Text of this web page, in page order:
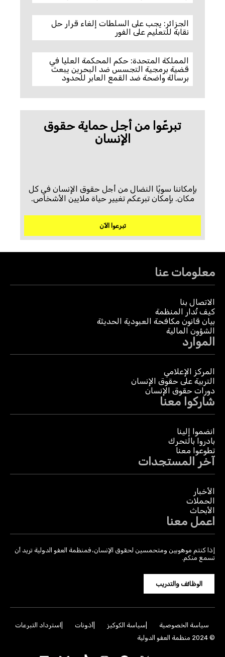
الجزائر: يجب على السلطات إلغاء قرار حل
نقابة للتعليم على الفور
المملكة المتحدة: حكم المحكمة العليا في
قضية برمجية التجسس ضد البحرين يبعث
برسالة واضحة ضد القمع العابر للحدود
تبرعّوا من أجل حماية حقوق
الإنسان
بإمكاننا سويًا النضال من أجل حقوق الإنسان في كل
مكان. بإمكان تبرعكم تغيير حياة ملايين الأشخاص.
تبرعوا الآن
معلومات عنا
الاتصال بنا
كيف تُدار المنظمة
بيان قانون مكافحة العبودية الحديثة
الشؤون المالية
الموارد
المركز الإعلامي
التربية على حقوق الإنسان
دورات حقوق الإنسان
شاركوا معنا
انضموا إلينا
بادروا بالتحرك
تطوعوا معنا
آخر المستجدات
الأخبار
الحملات
الأبحاث
اعمل معنا
إذا كنتم موهوبين ومتحمسين لحقوق الإنسان، فمنظمة العفو الدولية تريد أن
تسمع منكم.
الوظائف والتدريب
سياسة الخصوصية سياسة الكوكيز أذونات
استرداد التبرعات
© 2024 منظمة العفو الدولية